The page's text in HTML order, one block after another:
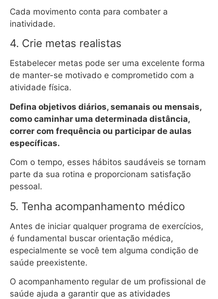
Cada movimento conta para combater a
inatividade.
4. Crie metas realistas
Estabelecer metas pode ser uma excelente forma
de manter-se motivado e comprometido com a
atividade física.
Defina objetivos diários, semanais ou mensais,
como caminhar uma determinada distância,
correr com frequência ou participar de aulas
específicas.
Com o tempo, esses hábitos saudáveis se tornam
parte da sua rotina e proporcionam satisfação
pessoal.
5. Tenha acompanhamento médico
Antes de iniciar qualquer programa de exercícios,
é fundamental buscar orientação médica,
especialmente se você tem alguma condição de
saúde preexistente.
O acompanhamento regular de um profissional de
saúde ajuda a garantir que as atividades